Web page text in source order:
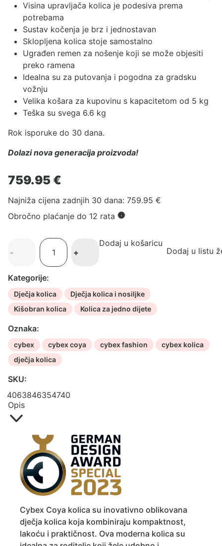
Visina upravljača kolica je podesiva prema
potrebama
Sustav kočenja je brz i jednostavan
Sklopljena kolica stoje samostalno
Ugrađen remen za nošenje koji se može objesiti
preko ramena
Idealna su za putovanja i pogodna za gradsku
vožnju
Velika košara za kupovinu s kapacitetom od 5 kg
Teška su svega 6.6 kg
Rok isporuke do 30 dana.
Dolazi nova generacija proizvoda!
759.95 €
Najniža cijena zadnjih 30 dana: 759.95 €
Obročno plaćanje do 12 rata
Coya
Jewels
of
Nature
količina
- +
Dodaj u košaricu
Dodaj u listu
Kategorije:
Dječja kolica
Dječja kolica i nosiljke
Kišobran kolica
Kolica za jedno dijete
Oznaka:
cybex cybex coya cybex fashion
cybex kolica
dječja kolica
SKU:
4063846354740
Opis
Cybex Coya kolica su inovativno oblikovana
dječja kolica koja kombiniraju kompaktnost,
lakoću i praktičnost. Ova moderna kolica su